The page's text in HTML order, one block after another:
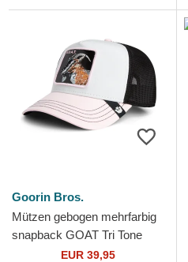
Goorin Bros.
Mützen gebogen mehrfarbig
snapback GOAT Tri Tone
The Farm Goorin Bros.
EUR 39,95